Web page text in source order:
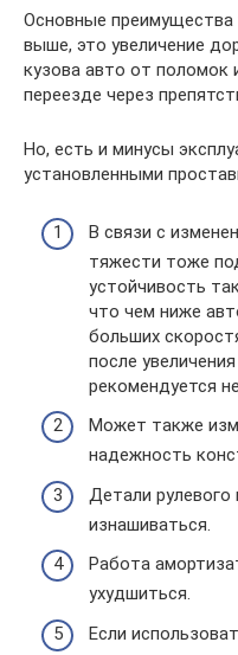
Основные
выше, это увеличение
кузова авто от поломок
переезде через
Но, есть и минусы
установленными
В связи с
тяжести тоже
устойчивость
что чем ниже
больших
после
рекомендуется
Может также
надежность
Детали
изнашиваться.
Работа
ухудшиться.
Если